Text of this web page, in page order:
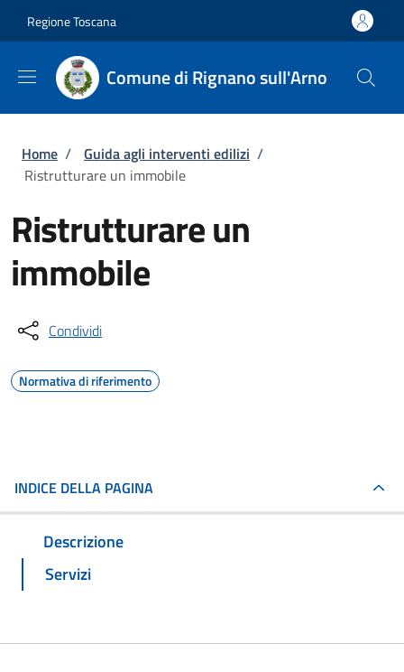
Regione Toscana
Comune di Rignano sull'Arno
Briciole di pane
Home / Guida agli interventi edilizi /
Ristrutturare un immobile
Ristrutturare un
immobile
Condividi
Normativa di riferimento
INDICE DELLA PAGINA
Descrizione
Servizi